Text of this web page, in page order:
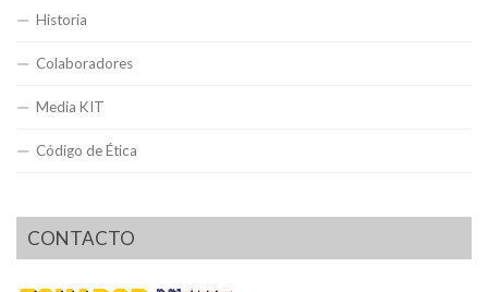
Historia
Colaboradores
Media KIT
Código de Ética
CONTACTO